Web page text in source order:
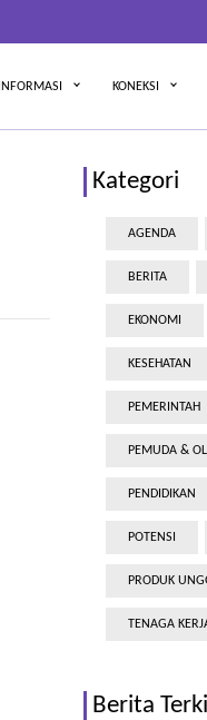
INFORMASI KONEKSI
Kategori
AGENDA
BERITA
EKONOMI
KESEHATAN
PEMERINTAH
PEMUDA &
PENDIDIKAN
POTENSI
PRODUK
TENAGA
Berita